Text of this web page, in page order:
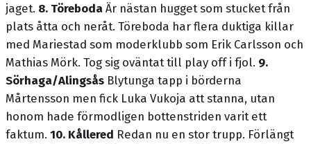
jaget. 8. Töreboda Är nästan hugget som stucket från
plats åtta och neråt. Töreboda har flera duktiga killar
med Mariestad som moderklubb som Erik Carlsson och
Mathias Mörk. Tog sig oväntat till play off i fjol. 9.
Sörhaga/Alingsås Blytunga tapp i börderna
Mårtensson men fick Luka Vukoja att stanna, utan
honom hade förmodligen bottenstriden varit ett
faktum. 10. Kållered Redan nu en stor trupp. Förlängt